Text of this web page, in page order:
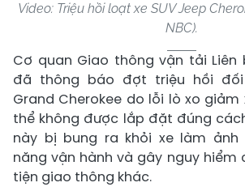
Video: Triệu hồi loạt xe SUV Jeep
NBC).
Cơ quan Giao thông vận tải Liên
đã thông báo đợt triệu hồi
Grand Cherokee do lỗi lò xo
thể không được lắp đặt đúng
này bị bung ra khỏi xe làm ảnh
năng vận hành và gây nguy hiểm
tiện giao thông khác.